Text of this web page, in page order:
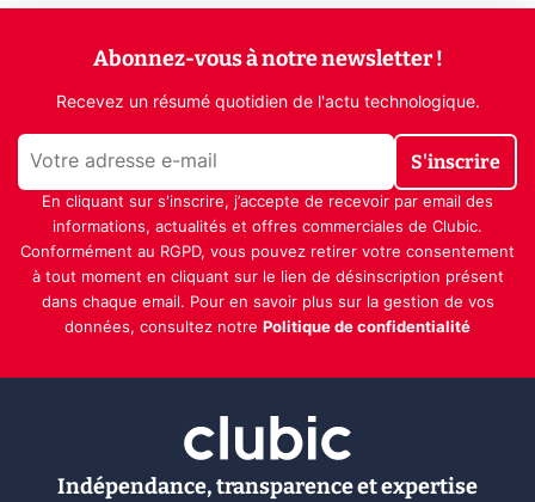
Abonnez-vous à notre newsletter !
Recevez un résumé quotidien de l'actu technologique.
S'inscrire
En cliquant sur s'inscrire, j’accepte de recevoir par email des
informations, actualités et offres commerciales de Clubic.
Conformément au RGPD, vous pouvez retirer votre consentement
à tout moment en cliquant sur le lien de désinscription présent
dans chaque email. Pour en savoir plus sur la gestion de vos
données, consultez notre Politique de confidentialité
Indépendance, transparence et expertise